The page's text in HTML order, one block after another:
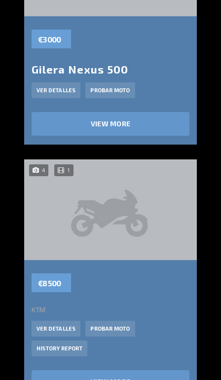
€3 000
Gilera Nexus 500
VER DETALLES PROBAR MOTO
VIEW MORE
4 1
€8 500
KTM
VER DETALLES PROBAR MOTO
HISTORY REPORT